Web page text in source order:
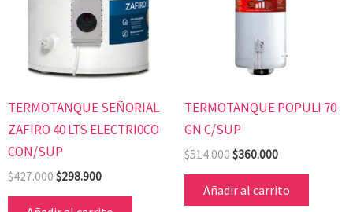
TERMOTANQUE SEÑORIAL
ZAFIRO 40 LTS ELECTRI0CO
CON/SUP
$427.000$298.900
TERMOTANQUE POPULI 70
GN C/SUP
$514.000$360.000
Añadir al carrito